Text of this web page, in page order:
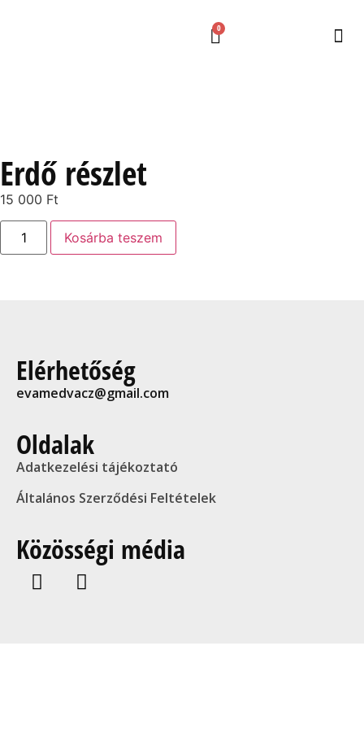
0
Erdő részlet
15 000 Ft
Kosárba teszem
Elérhetőség
evamedvacz@gmail.com
Oldalak
Adatkezelési tájékoztató
Általános Szerződési Feltételek
Közösségi média